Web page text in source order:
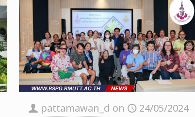
pattamawan_d on
24/05/2024